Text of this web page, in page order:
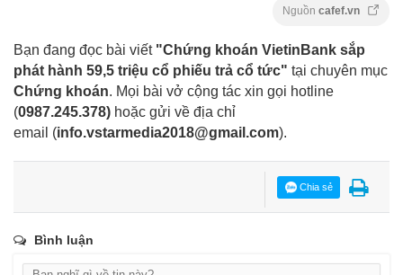
Nguồn cafef.vn
Bạn đang đọc bài viết "Chứng khoán VietinBank sắp
phát hành 59,5 triệu cổ phiếu trả cổ tức" tại chuyên mục
Chứng khoán. Mọi bài vở cộng tác xin gọi hotline
(0987.245.378) hoặc gửi về địa chỉ
email (info.vstarmedia2018@gmail.com).
Chia sẻ
Bình luận